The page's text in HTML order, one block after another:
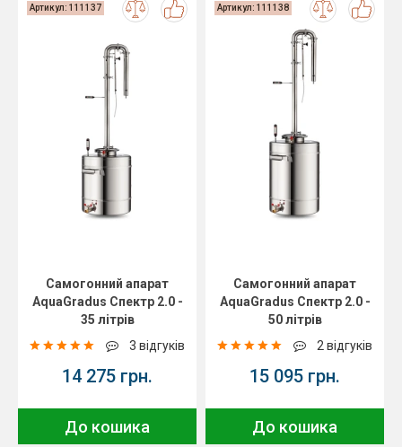
Артикул: 111137
Самогонний апарат
AquaGradus Спектр 2.0 -
35 літрів
3 відгуків
14 275 грн.
До кошика
Артикул: 111138
Самогонний апарат
AquaGradus Спектр 2.0 -
50 літрів
2 відгуків
15 095 грн.
До кошика